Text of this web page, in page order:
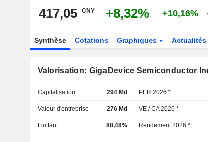
417,05 CNY +8,32% +10,16%
Synthèse Cotations Graphiques Actualités
Valorisation: GigaDevice Semiconductor
Capitalisation 294 Md PER 2026 *
Valeur d'entreprise 276 Md VE / CA 2026 *
Flottant 88,48% Rendement 2026 *